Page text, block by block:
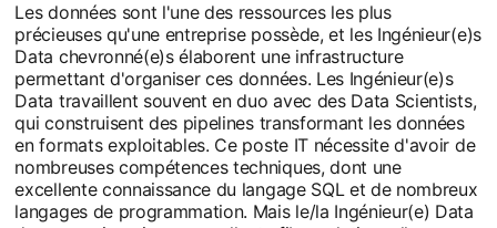
Les données sont l'une des ressources les plus
précieuses qu'une entreprise possède, et les Ingénieur(e)s
Data chevronné(e)s élaborent une infrastructure
permettant d'organiser ces données. Les Ingénieur(e)s
Data travaillent souvent en duo avec des Data Scientists,
qui construisent des pipelines transformant les données
en formats exploitables. Ce poste IT nécessite d'avoir de
nombreuses compétences techniques, dont une
excellente connaissance du langage SQL et de nombreux
langages de programmation. Mais le/la Ingénieur(e) Data